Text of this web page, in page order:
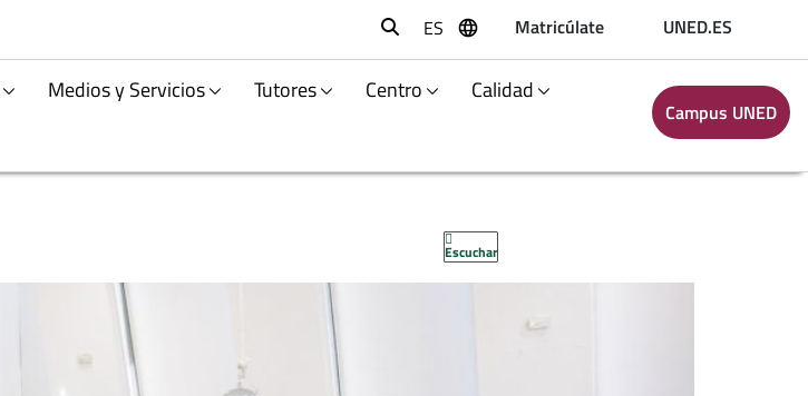
Buscar
ES Matricúlate UNED.ES
Medios y Servicios Tutores Centro
Calidad
Campus UNED
Escuchar